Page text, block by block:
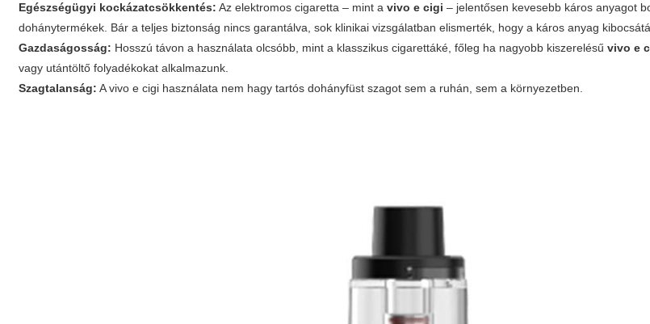
Egészségügyi kockázatcsökkentés: Az elektromos cigaretta – mint avivo e cigi – jelentősen kevesebb káros anyagot
dohánytermékek. Bár a teljes biztonság nincs garantálva, sok klinikai vizsgálatban elismerték, hogy a káros anyag
Gazdaságosság: Hosszú távon a használata olcsóbb, mint a klasszikus cigarettáké, főleg ha nagyobb kiszerelésűvivo e
vagy utántöltő folyadékokat alkalmazunk.
Szagtalanság: Avivo e cigi használata nem hagy tartós dohányfüst szagot sem a ruhán, sem a környezetben.